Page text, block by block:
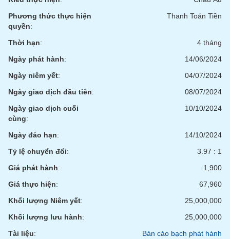
Phương thức thực hiện
quyền:
Thanh Toán Tiền
Thời hạn:
4 tháng
Ngày phát hành:
14/06/2024
Ngày niêm yết:
04/07/2024
Ngày giao dịch đầu tiên:
08/07/2024
Ngày giao dịch cuối
cùng:
10/10/2024
Ngày đáo hạn:
14/10/2024
Tỷ lệ chuyển đổi:
3.97 : 1
Giá phát hành:
1,900
Giá thực hiện:
67,960
Khối lượng Niêm yết:
25,000,000
Khối lượng lưu hành:
25,000,000
Tài liệu: Bản cáo bạch phát hành
Công
đầu
tư
Truyền
thông
chính
Dữ
liệu